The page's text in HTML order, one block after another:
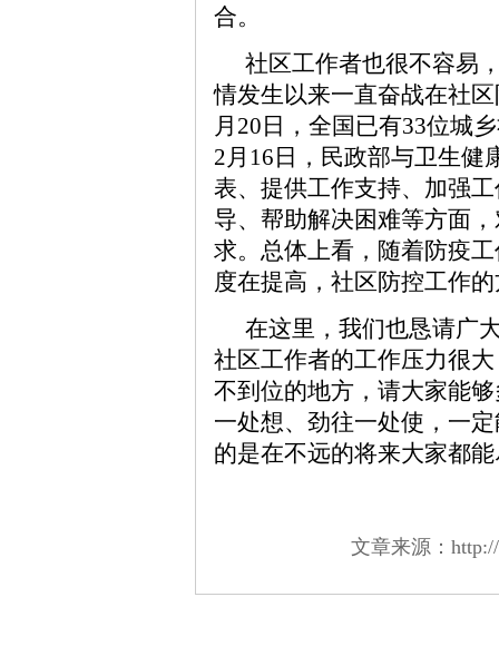
合。
社区工作者也很不容易
情发生以来一直奋战在社
月20日，全国已有33位城
2月16日，民政部与卫生健
表、提供工作支持、加强
导、帮助解决困难等方面
求。总体上看，随着防疫
度在提高，社区防控工作
在这里，我们也恳请广
社区工作者的工作压力很
不到位的地方，请大家能
一处想、劲往一处使，一
的是在不远的将来大家都
文章来源：http://